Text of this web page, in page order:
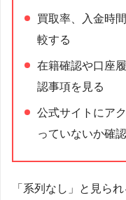
買取率、入金時
較する
在籍確認や口座
認事項を見る
公式サイトにア
っていないか確
「系列なし」と見ら